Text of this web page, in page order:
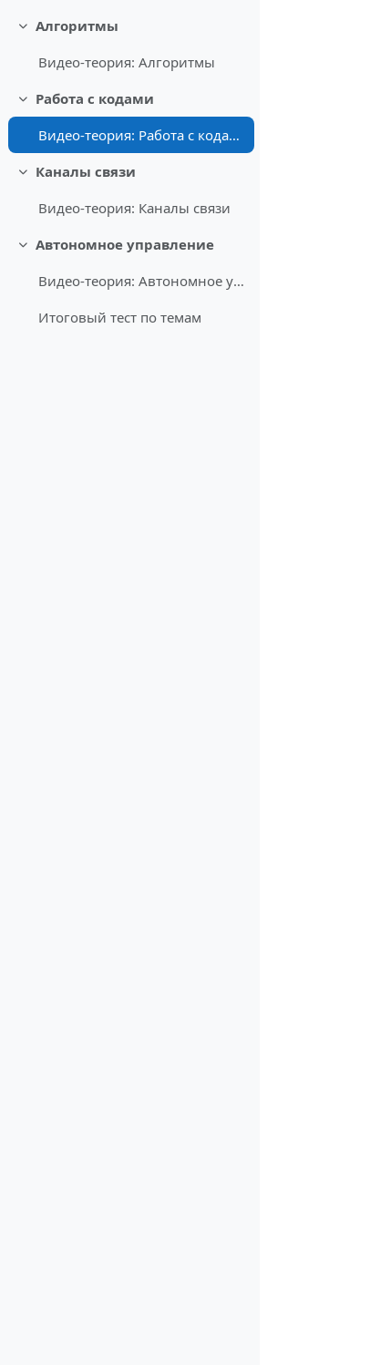
Свернуть
Алгоритмы
Видео-теория: Алгоритмы
Свернуть
Работа с кодами
Видео-теория: Работа с кодами
Свернуть
Каналы связи
Видео-теория: Каналы связи
Свернуть
Автономное управление
Видео-теория: Автономное управление
Итоговый тест по темам